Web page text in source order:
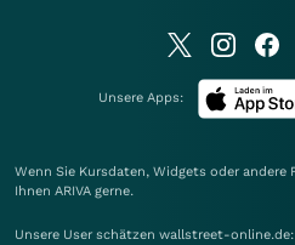
Unsere Apps:
Wenn Sie Kursdaten, Widgets oder
Ihnen ARIVA gerne.
Unsere User schätzen wallstreet-